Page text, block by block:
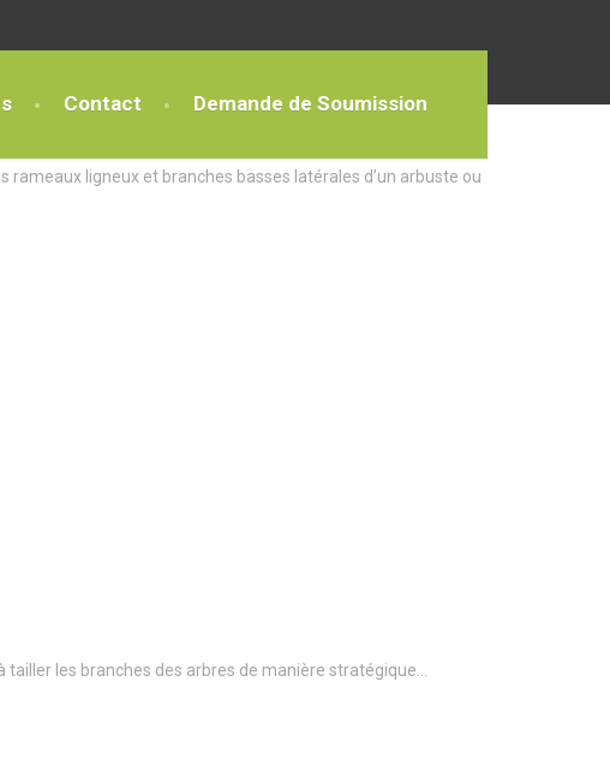
Contact Demande de Soumission
rameaux ligneux et branches basses latérales d’un arbuste ou
tailler les branches des arbres de manière stratégique…